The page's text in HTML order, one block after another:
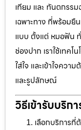
เทียม และ ทันตกร
เฉพาะทาง ที่พร้อม
แบบ ตั้งแต่ หมอฟัน
ช่องปาก เราใช้เทค
ใส่ใจ และเข้าใจคว
และรูปลักษณ์
วิธีเข้ารับบริก
เลือกบริการ